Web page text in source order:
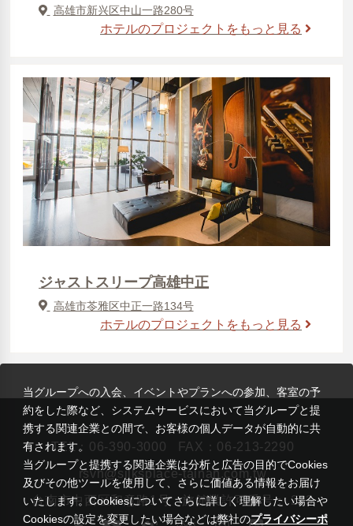
高雄市新兴区中山一路280号
ホテルのプロジェクトをもっと見る
ジャストスリープ高雄中正
高雄市苓雅区中正一路134号
ホテルのプロジェクトをもっと見る
TEL： 06-390-3000
FAX：06-213-2290
rsvn@silksplace-tainan.com.tw
台南市中西区和意路1号
旅館業許可番号： 273
当グループへの入会、イベントやプランへの参加、客室の予
約をした際など、システムサービスにおいて当グループと提
携する関連企業との間で、お客様の個人データが自動的に共
有されます。
当グループと提携する関連企業は分析と広告の目的でCookies
及びその他ツールを使用して、さらに価値ある情報をお届け
いたします。Cookiesについてさらに詳しく理解したい場合や
Cookiesの設定を変更したい場合などは弊社のプライバシーポ